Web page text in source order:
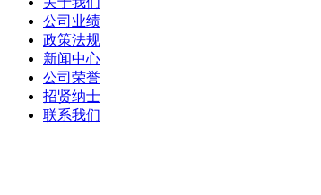
公司业绩
政策法规
新闻中心
公司荣誉
招贤纳士
联系我们